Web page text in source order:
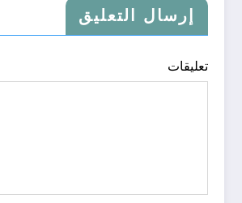
إرسال التعليق
تعليقات